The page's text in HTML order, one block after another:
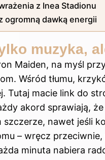
z Inea Stadionu
ogromną dawką energii
muzyka,
Maiden, na myśl
Wśród tłumu,
Tutaj macie link do
akord sprawiają,
szczerze, nawet jeśli
– wręcz
minuta nabiera